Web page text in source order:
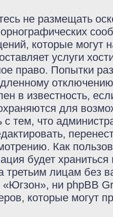
не размещать
которые могут
услуги
право. Попытки
в известность,
для
с тем, что
Как
будет
третьим лицам без
ни phpBB
которые могут